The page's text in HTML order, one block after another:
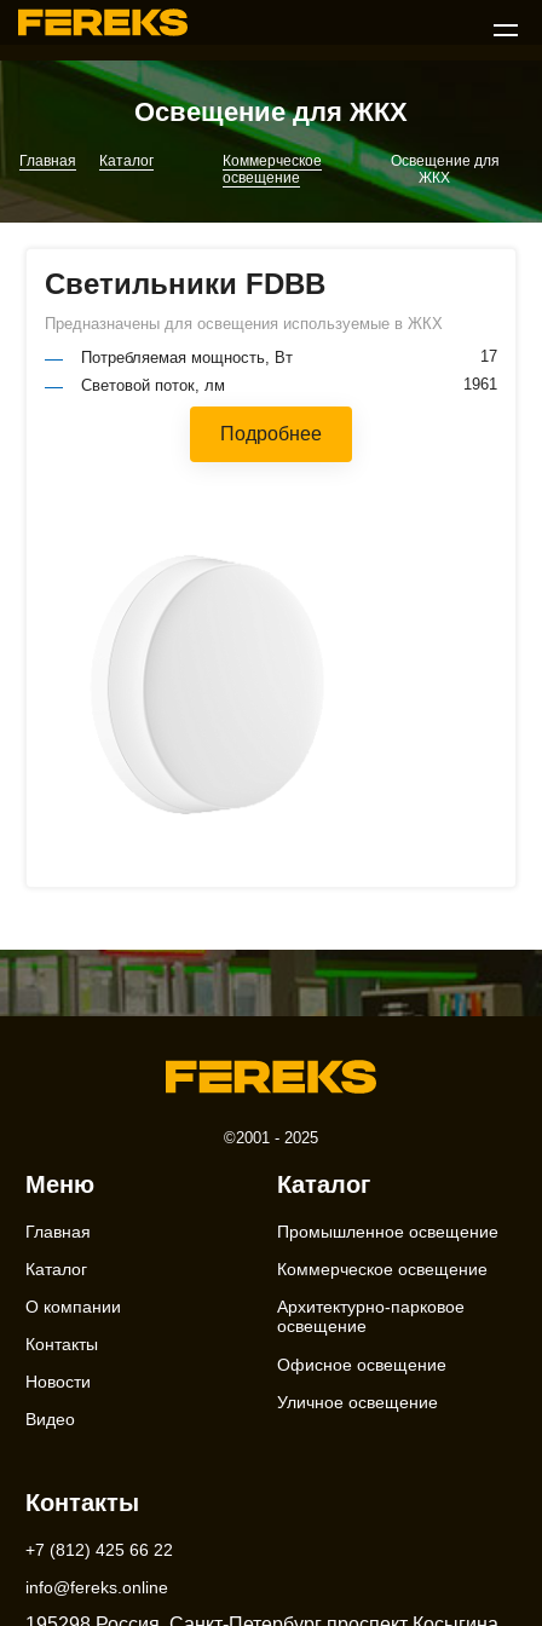
Освещение для ЖКХ
Главная Каталог
Коммерческое
освещение
Освещение для
ЖКХ
Светильники FDBB
Предназначены для освещения используемые в ЖКХ
Потребляемая мощность, Вт
17
Световой поток, лм
1961
Подробнее
©2001 - 2025
Меню
Главная
Каталог
О компании
Контакты
Новости
Видео
Каталог
Промышленное освещение
Коммерческое освещение
Архитектурно-парковое
освещение
Офисное освещение
Уличное освещение
Контакты
+7 (812) 425 66 22
info@fereks.online